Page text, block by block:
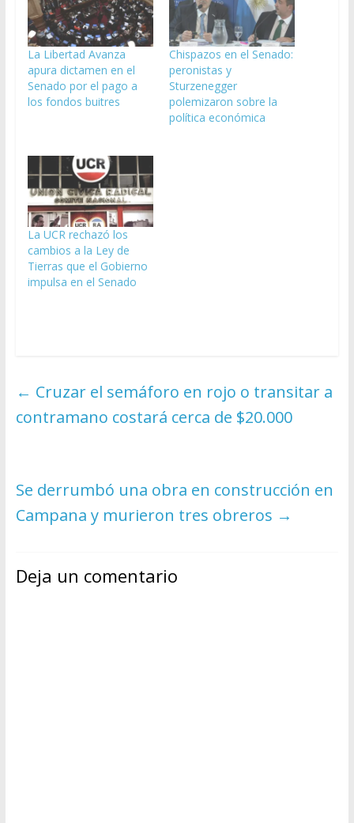
La Libertad Avanza
apura dictamen en el
Senado por el pago a
los fondos buitres
Chispazos en el Senado:
peronistas y
Sturzenegger
polemizaron sobre la
política económica
La UCR rechazó los
cambios a la Ley de
Tierras que el Gobierno
impulsa en el Senado
← Cruzar el semáforo en rojo o transitar a
contramano costará cerca de $20.000
Se derrumbó una obra en construcción en
Campana y murieron tres obreros →
Deja un comentario